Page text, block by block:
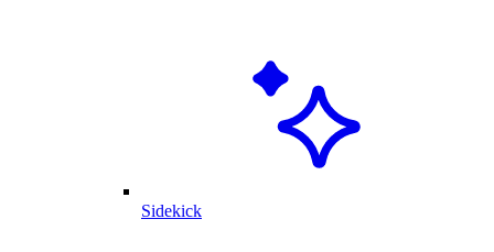
Sidekick